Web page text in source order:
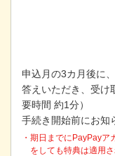
申込月の3カ月後に
答えいただき、受け
要時間 約1分）
手続き開始前にお知
・期日までにPayPay
をしても特典は適用さ